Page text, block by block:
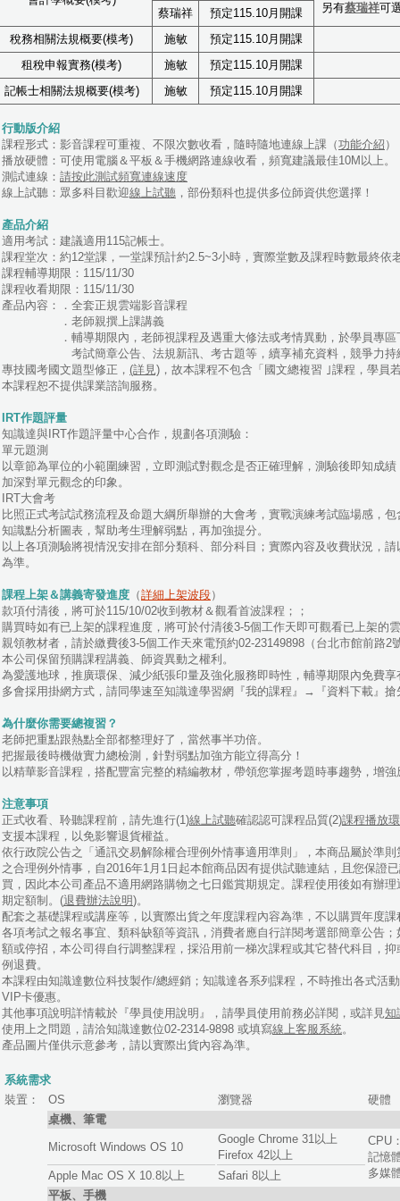
另有蔡瑞祥可
蔡瑞祥
預定115.10月開課
稅務相關法規概要(模考)
施敏
預定115.10月開課
租稅申報實務(模考)
施敏
預定115.10月開課
記帳士相關法規概要(模考)
施敏 預定115.10月開課
動版介紹
程形式：影音課程可重複、不限次數收看，隨時隨地連線上課（功能介紹 ）
放硬體：可使用電腦＆平板＆手機網路連線收看，頻寬建議最佳10M以上。
試連線： 請按此測試頻寬連線速度
上試聽：眾多科目歡迎線上試聽 ，部份類科也提供多位師資供您選擇！
品介紹
用考試：建議適用115記帳士。
程堂次：約12堂課，一堂課預計約2.5~3小時，實際堂數及課程時數最終依
程輔導期限：115/11/30
程收看期限：115/11/30
品內容：．全套正規雲端影音課程
老師親撰上課講義
輔導期限內，老師視課程及遇重大修法或考情異動，於學員專區下
試簡章公告、法規新訊、考古題等，續享補充資料，競爭力持
技國考國文題型修正， (詳見) ，故本課程不包含「國文總複習 ｣課程，學員
課程恕不提供課業諮詢服務。
作題評量
識達與IRT作題評量中心合作，規劃各項測驗：
元題測
節為單位的小範圍練習，立即測試對觀念是否正確理解，測驗後即知成績
深對單元觀念的印象。
大會考
正式考試試務流程及命題大綱所舉辦的大會考，實戰演練考試臨場感，包
點分析圖表，幫助考生理解弱點，再加強提分。
上各項測驗將視情況安排在部分類科、部分科目；實際內容及收費狀況，
準。
程上架＆講義寄發進度 （詳細上架波段）
項付清後，將可於115/10/02收到教材＆觀看首波課程；；
時如有已上架的課程進度，將可於付清後3-5個工作天即可觀看已上架的
領教材者，請於繳費後3-5個工作天來電預約02-23149898（台北市館前路2
公司保留預購課程講義、師資異動之權利。
愛護地球，推廣環保、減少紙張印量及強化服務即時性，輔導期限內免費
會採用掛網方式，請同學速至知識達學習網『我的課程』→『資料下載』搶
什麼你需要總複習？
師把重點跟熱點全部都整理好了，當然事半功倍。
握最後時機做實力總檢測，針對弱點加強方能立得高分！
精華影音課程，搭配豐富完整的精編教材，帶領您掌握考題時事趨勢，增強
意事項
式收看、聆聽課程前，請先進行(1)線上試聽確認認可課程品質(2)課程播放
援本課程，以免影響退貨權益。
行政院公告之「通訊交易解除權合理例外情事適用準則」，本商品屬於準
理例外情事，自2016年1月1日起本館商品因有提供試聽連結，且您保證
因此本公司產品不適用網路購物之七日鑑賞期規定。課程使用後如有辦理
定額制。(退費辦法說明)。
套之基礎課程或講座等，以實際出貨之年度課程內容為準，不以購買年度課
項考試之報名事宜、類科缺額等資訊，消費者應自行詳閱考選部簡章公告
停招，本公司得自行調整課程，採沿用前一梯次課程或其它替代科目，抑
退費。
課程由知識達數位科技製作/總經銷；知識達各系列課程，不時推出各式活
卡優惠。
他事項說明詳情載於『學員使用說明』，請學員使用前務必詳閱，或詳見知
用上之問題，請洽知識達數位02-2314-9898 或填寫線上客服系統。
品圖片僅供示意參考，請以實際出貨內容為準。
系統需求
裝置：
OS 瀏覽器
硬體
桌機、筆電
Microsoft Windows OS 10
Google Chrome 31以上
Firefox 42以上
CPU
記憶
多媒
Apple Mac OS X 10.8以上
Safari 8以上
平板、手機